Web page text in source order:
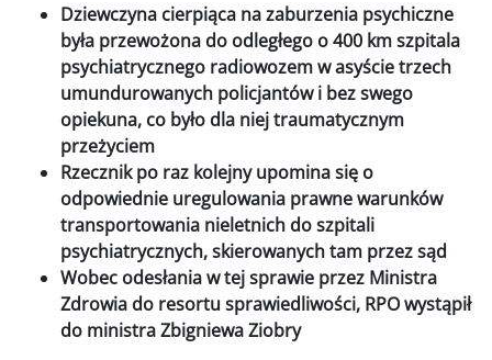
Dziewczyna cierpiąca na zaburzenia psychiczne
była przewożona do odległego o 400 km szpitala
psychiatrycznego radiowozem w asyście trzech
umundurowanych policjantów i bez swego
opiekuna, co było dla niej traumatycznym
przeżyciem
Rzecznik po raz kolejny upomina się o
odpowiednie uregulowania prawne warunków
transportowania nieletnich do szpitali
psychiatrycznych, skierowanych tam przez sąd
Wobec odesłania w tej sprawie przez Ministra
Zdrowia do resortu sprawiedliwości, RPO wystąpił
do ministra Zbigniewa Ziobry